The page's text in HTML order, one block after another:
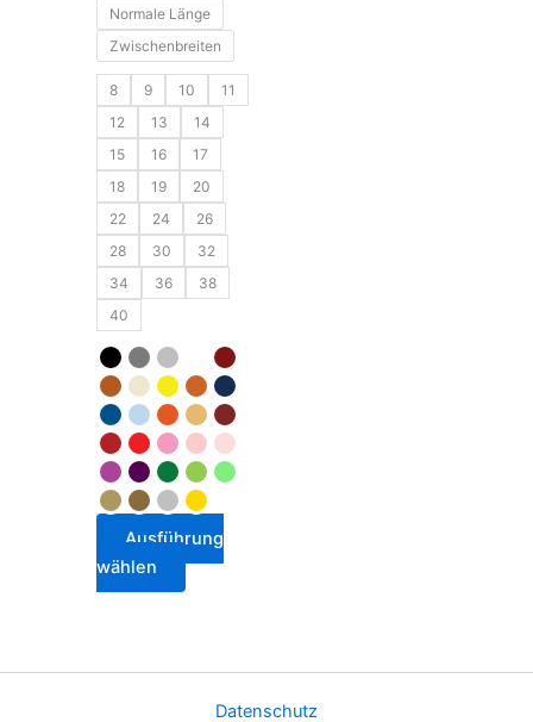
Normale Länge
Zwischenbreiten
8 9 10
11
12
13
14
15
16
17
18
19
20
22
24
26
28
30
32
34
36
38
40
Ausführung
wählen
Datenschutz